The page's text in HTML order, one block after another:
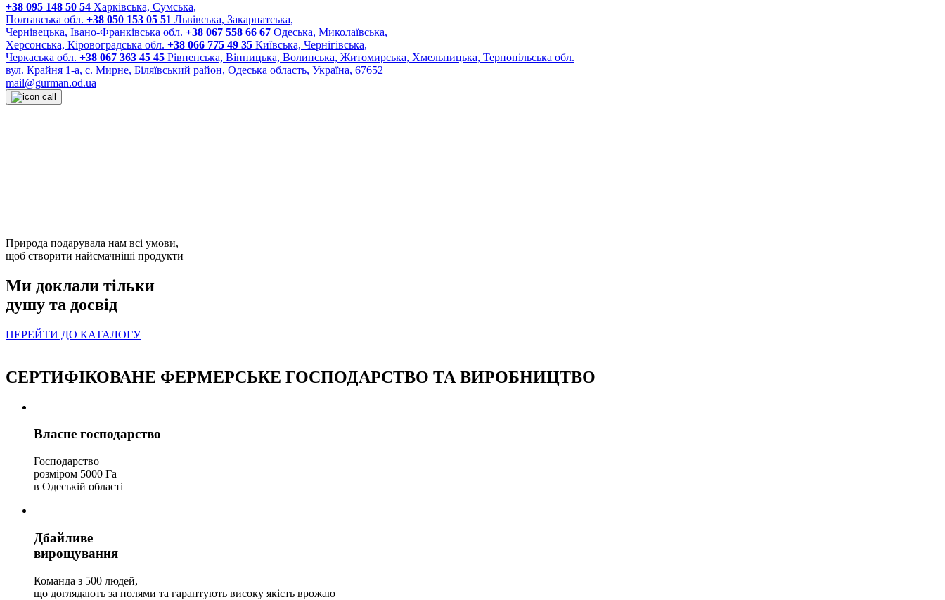
+38 095 148 50 54 Харківська, Сумська,
Полтавська обл. +38 050 153 05 51 Львівська, Закарпатська,
Чернівецька, Івано-Франківська обл. +38 067 558 66 67 Одеська, Миколаївська,
Херсонська, Кіровоградська обл. +38 066 775 49 35 Київська, Чернігівська,
Черкаська обл. +38 067 363 45 45 Рівненська, Вінницька, Волинська, Житомирська, Хмельницька, Тернопільська обл.
вул. Крайня 1-а, с. Мирне, Біляївський район, Одеська область, Україна, 67652
mail@gurman.od.ua
Природа подарувала нам всі умови,
щоб створити найсмачніші продукти
Ми доклали тільки
душу та досвід
ПЕРЕЙТИ ДО КАТАЛОГУ
СЕРТИФІКОВАНЕ ФЕРМЕРСЬКЕ ГОСПОДАРСТВО ТА ВИРОБНИЦТВО
Власне господарство
Господарство
розміром 5000 Га
в Одеській області
Дбайливе
вирощування
Команда з 500 людей,
що доглядають за полями та гарантують високу якість врожаю